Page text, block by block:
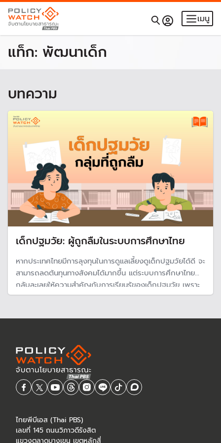
เมนู
แท็ก: พัฒนาเด็ก
บทความ
เด็กปฐมวัย: ผู้ถูกลืมในระบบการศึกษาไทย
หากประเทศไทยมีการลุงทุนในการดูแลเลี้ยงดูเด็กปฐมวัยได้ดี จะ
สามารถลดต้นทุนทางสังคมได้มากขึ้น แต่ระบบการศึกษาไทย
กลับละเลยให้ความสำคัญกับการเรียนรู้ของเด็กปฐมวัย เพราะ
กฎหมายมีช่องโหว่ นำไปสู่ความเหลื่อมล้ำของเด็กไม่อาจเข้าถึง
ไทยพีบีเอส (Thai PBS)
เลขที่ 145 ถนนวิภาวดีรังสิต